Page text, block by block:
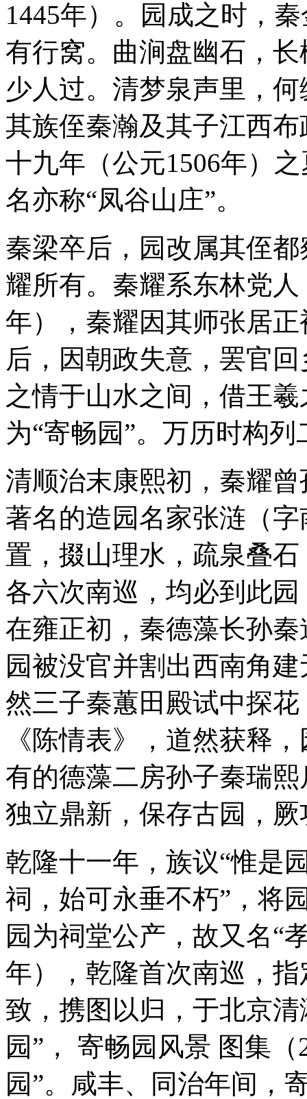
1445年）。园成之时，
有行窝。曲涧盘幽石，
少人过。清梦泉声里，
其族侄秦瀚及其子江西
十九年（公元1506年）
名亦称“凤谷山庄”。
秦梁卒后，园改属其侄
耀所有。秦耀系东林党
年），秦耀因其师张居
后，因朝政失意，罢官
之情于山水之间，借王
为“寄畅园”。万历时构
清顺治末康熙初，秦耀
著名的造园名家张涟（
置，掇山理水，疏泉叠
各六次南巡，均必到此
在雍正初，秦德藻长孙
园被没官并割出西南角
然三子秦蕙田殿试中探
《陈情表》，道然获释
有的德藻二房孙子秦瑞
独立鼎新，保存古园，
乾隆十一年，族议“惟是
祠，始可永垂不朽”，将
园为祠堂公产，故又名“
年），乾隆首次南巡，
致，携图以归，于北京
园”， 寄畅园风景 图集
园”。咸丰、同治年间，